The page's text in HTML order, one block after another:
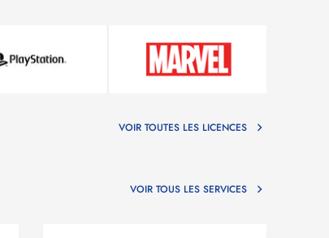
VOIR TOUTES LES LICENCES
VOIR TOUS LES SERVICES